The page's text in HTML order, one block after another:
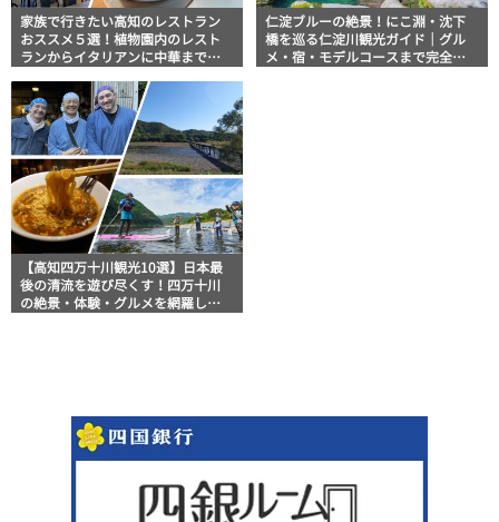
家族で行きたい高知のレストラン
おススメ５選！植物園内のレスト
ランからイタリアンに中華まで楽
仁淀ブルーの絶景！にこ淵・沈下
橋を巡る仁淀川観光ガイド｜グル
メ・宿・モデルコースまで完全網
【高知四万十川観光10選】日本最
後の清流を遊び尽くす！四万十川
の絶景・体験・グルメを網羅した